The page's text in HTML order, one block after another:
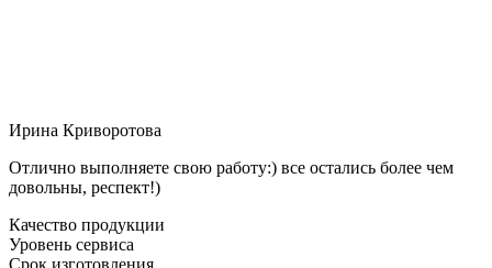
Ирина Криворотова
Отлично выполняете свою работу:) все остались более чем
довольны, респект!)
Качество продукции
Уровень сервиса
Срок изготовления